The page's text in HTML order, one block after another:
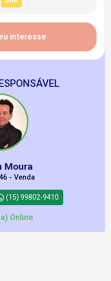
interesse
Moura
- Venda
(15) 99802-9410
Online